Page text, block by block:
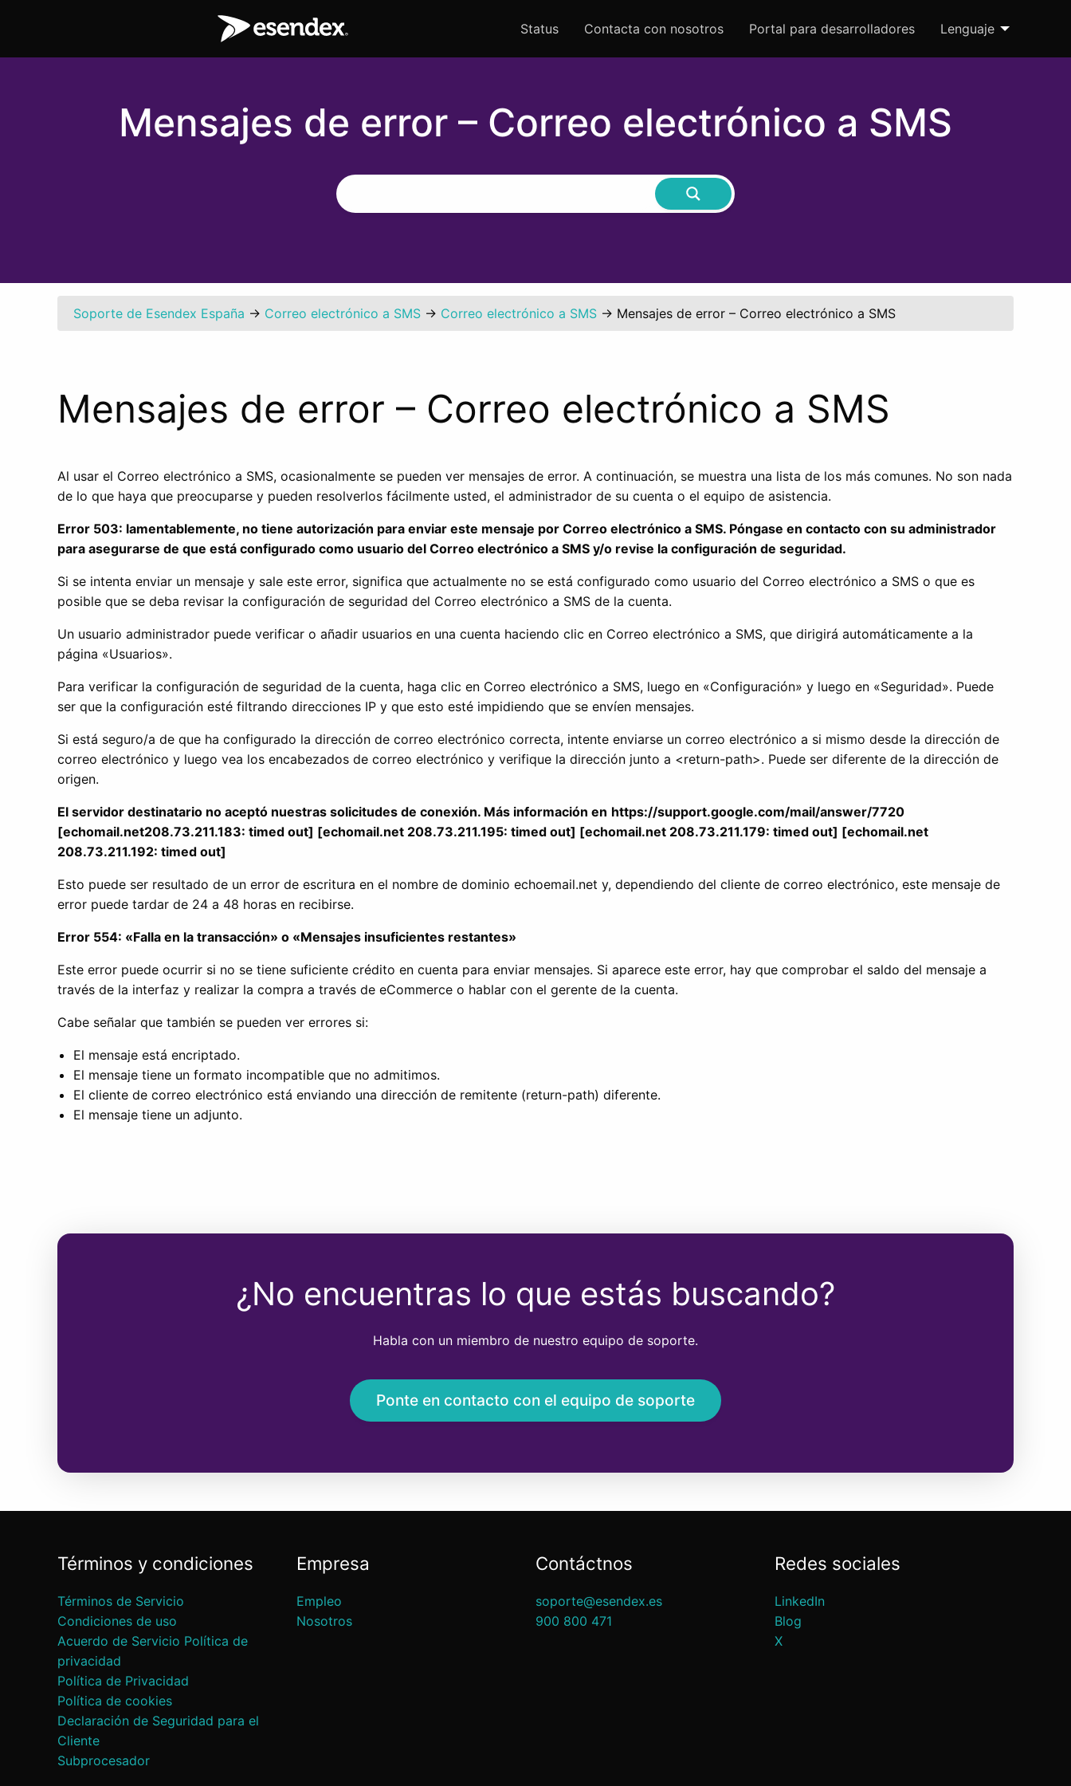
Status Contacta con nosotros Portal para desarrolladores Lenguaje
Mensajes de error – Correo electrónico a SMS
Soporte de Esendex España → Correo electrónico a SMS → Correo electrónico a SMS → Mensajes de error – Correo electrónico a SMS
Mensajes de error – Correo electrónico a SMS
Al usar el Correo electrónico a SMS, ocasionalmente se pueden ver mensajes de error. A continuación, se muestra una lista de los más comunes. No son nada
de lo que haya que preocuparse y pueden resolverlos fácilmente usted, el administrador de su cuenta o el equipo de asistencia.
Error 503: lamentablemente, no tiene autorización para enviar este mensaje por Correo electrónico a SMS. Póngase en contacto con su administrador
para asegurarse de que está configurado como usuario del Correo electrónico a SMS y/o revise la configuración de seguridad.
Si se intenta enviar un mensaje y sale este error, significa que actualmente no se está configurado como usuario del Correo electrónico a SMS o que es
posible que se deba revisar la configuración de seguridad del Correo electrónico a SMS de la cuenta.
Un usuario administrador puede verificar o añadir usuarios en una cuenta haciendo clic en Correo electrónico a SMS, que dirigirá automáticamente a la
página «Usuarios».
Para verificar la configuración de seguridad de la cuenta, haga clic en Correo electrónico a SMS, luego en «Configuración» y luego en «Seguridad». Puede
ser que la configuración esté filtrando direcciones IP y que esto esté impidiendo que se envíen mensajes.
Si está seguro/a de que ha configurado la dirección de correo electrónico correcta, intente enviarse un correo electrónico a si mismo desde la dirección de
correo electrónico y luego vea los encabezados de correo electrónico y verifique la dirección junto a <return-path>. Puede ser diferente de la dirección de
origen.
El servidor destinatario no aceptó nuestras solicitudes de conexión. Más información en https://support.google.com/mail/answer/7720
[echomail.net208.73.211.183: timed out] [echomail.net 208.73.211.195: timed out] [echomail.net 208.73.211.179: timed out] [echomail.net
208.73.211.192: timed out]
Esto puede ser resultado de un error de escritura en el nombre de dominio echoemail.net y, dependiendo del cliente de correo electrónico, este mensaje de
error puede tardar de 24 a 48 horas en recibirse.
Error 554: «Falla en la transacción» o «Mensajes insuficientes restantes»
Este error puede ocurrir si no se tiene suficiente crédito en cuenta para enviar mensajes. Si aparece este error, hay que comprobar el saldo del mensaje a
través de la interfaz y realizar la compra a través de eCommerce o hablar con el gerente de la cuenta.
Cabe señalar que también se pueden ver errores si:
El mensaje está encriptado.
El mensaje tiene un formato incompatible que no admitimos.
El cliente de correo electrónico está enviando una dirección de remitente (return-path) diferente.
El mensaje tiene un adjunto.
¿No encuentras lo que estás buscando?
Habla con un miembro de nuestro equipo de soporte.
Ponte en contacto con el equipo de soporte
Términos y condiciones
Términos de Servicio
Condiciones de uso
Acuerdo de Servicio Política de
privacidad
Política de Privacidad
Política de cookies
Declaración de Seguridad para el
Cliente
Subprocesador
Empresa
Empleo
Nosotros
Contáctnos
soporte@esendex.es
900 800 471
Redes sociales
LinkedIn
Blog
X